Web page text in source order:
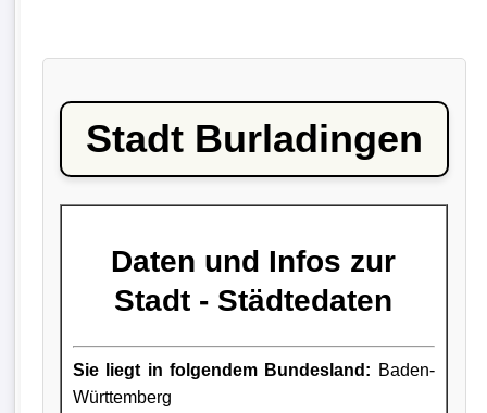
Stadt Burladingen
Daten und Infos zur
Stadt - Städtedaten
Sie liegt in folgendem Bundesland: Baden-
Württemberg